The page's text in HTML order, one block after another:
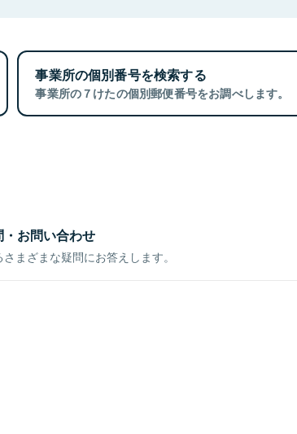
事業所の個別番号を検索する
事業所の７けたの個別郵便番号をお調べします。
お問い合わせ
まざまな疑問にお答えします。